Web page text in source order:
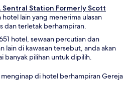
Sentral Station Formerly Scott
hotel lain yang menerima ulasan
dan terletak berhampiran.
hotel, sewaan percutian dan
lain di kawasan tersebut, anda akan
banyak pilihan untuk dipilih.
di hotel berhampiran Gereja